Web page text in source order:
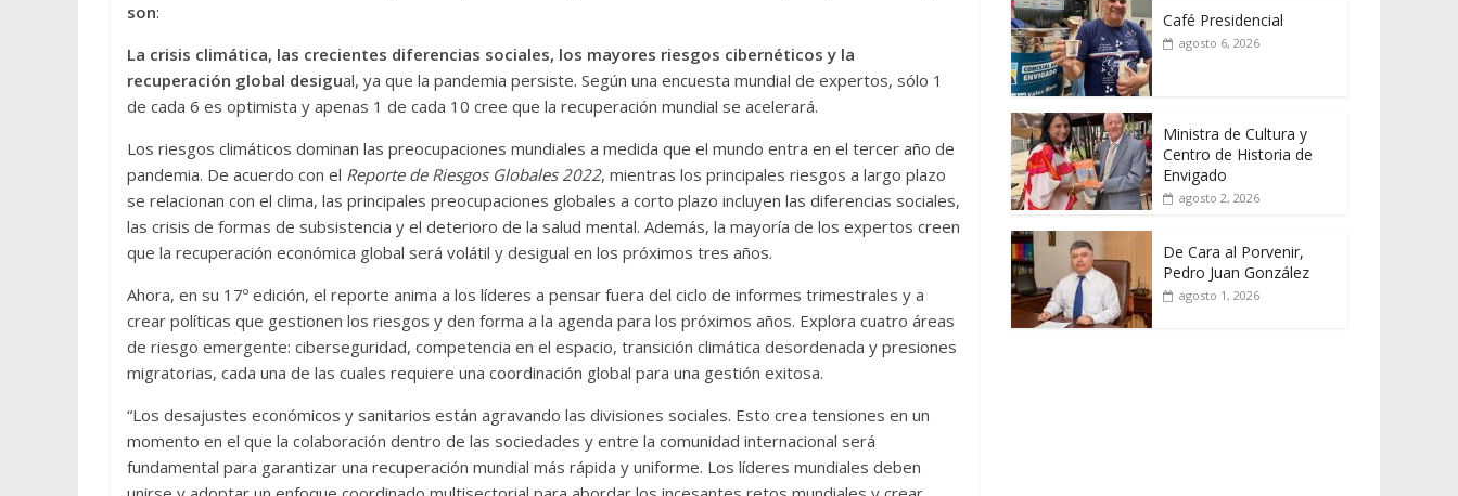
son:
La crisis climática, las crecientes diferencias sociales, los mayores riesgos cibernéticos y la
recuperación global desigual, ya que la pandemia persiste. Según una encuesta mundial de expertos, sólo 1
de cada 6 es optimista y apenas 1 de cada 10 cree que la recuperación mundial se acelerará.
Los riesgos climáticos dominan las preocupaciones mundiales a medida que el mundo entra en el tercer año de
pandemia. De acuerdo con el Reporte de Riesgos Globales 2022, mientras los principales riesgos a largo plazo
se relacionan con el clima, las principales preocupaciones globales a corto plazo incluyen las diferencias sociales,
las crisis de formas de subsistencia y el deterioro de la salud mental. Además, la mayoría de los expertos creen
que la recuperación económica global será volátil y desigual en los próximos tres años.
Ahora, en su 17º edición, el reporte anima a los líderes a pensar fuera del ciclo de informes trimestrales y a
crear políticas que gestionen los riesgos y den forma a la agenda para los próximos años. Explora cuatro áreas
de riesgo emergente: ciberseguridad, competencia en el espacio, transición climática desordenada y presiones
migratorias, cada una de las cuales requiere una coordinación global para una gestión exitosa.
“Los desajustes económicos y sanitarios están agravando las divisiones sociales. Esto crea tensiones en un
momento en el que la colaboración dentro de las sociedades y entre la comunidad internacional será
fundamental para garantizar una recuperación mundial más rápida y uniforme. Los líderes mundiales deben
Café Presidencial
agosto 6, 2026
Ministra de Cultura y
Centro de Historia de
Envigado
agosto 2, 2026
De Cara al Porvenir,
Pedro Juan González
agosto 1, 2026